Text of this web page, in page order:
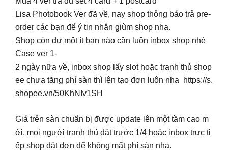
Lisa Photobook Ver đã về, nay shop thông báo trả pre-
order các bạn để ý tin nhắn giùm shop nha.
Shop còn dư một ít bạn nào cần luôn inbox shop nhé
Case ver 1-
2 ngày nữa về, inbox shop lấy slot hoặc tranh thủ shop
ee chưa tăng phí sàn thì lên tạo đơn luôn nha https://s.
shopee.vn/50KhNIv1SH
Giá trên sàn chuẩn bị được update lên một tầm cao m
ới, mọi người tranh thủ đặt trước 1/4 hoặc inbox trực ti
ếp shop đặt đơn để không mất phí sàn nha.